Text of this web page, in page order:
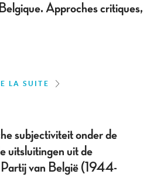
Approches critiques,
LA SUITE
subjectiviteit onder de
uitsluitingen uit de
Partij van België (1944-